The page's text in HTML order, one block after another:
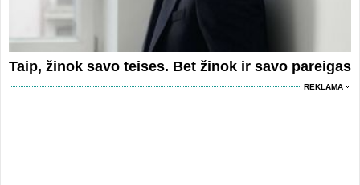
Taip, žinok savo teises. Bet žinok ir savo pareigas
REKLAMA